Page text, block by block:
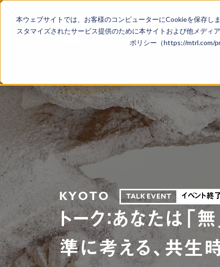
本ウェブサイトでは、お客様のコンピューターにCookieを保存し
スタマイズされたサービス提供のために本サイトおよび他メデ
ポリシー（https://mtrl.com/
KYOTO TALK EVENT イベント終
トーク：あなたは
準に考える、共生